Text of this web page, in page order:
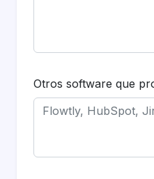
Otros software que